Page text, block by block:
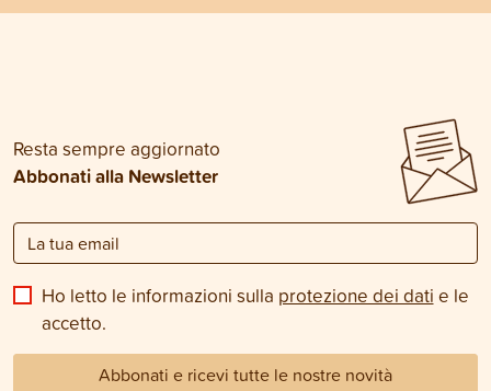
Resta sempre aggiornato
Abbonati alla Newsletter
Ho letto le informazioni sulla protezione dei dati e le
accetto.
Abbonati e ricevi tutte le nostre novità